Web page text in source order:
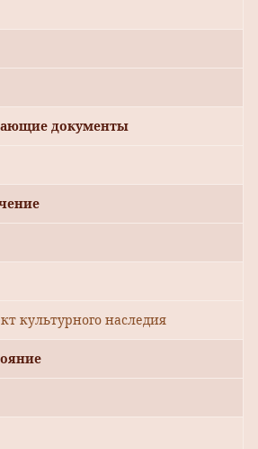
документы
культурного наследия